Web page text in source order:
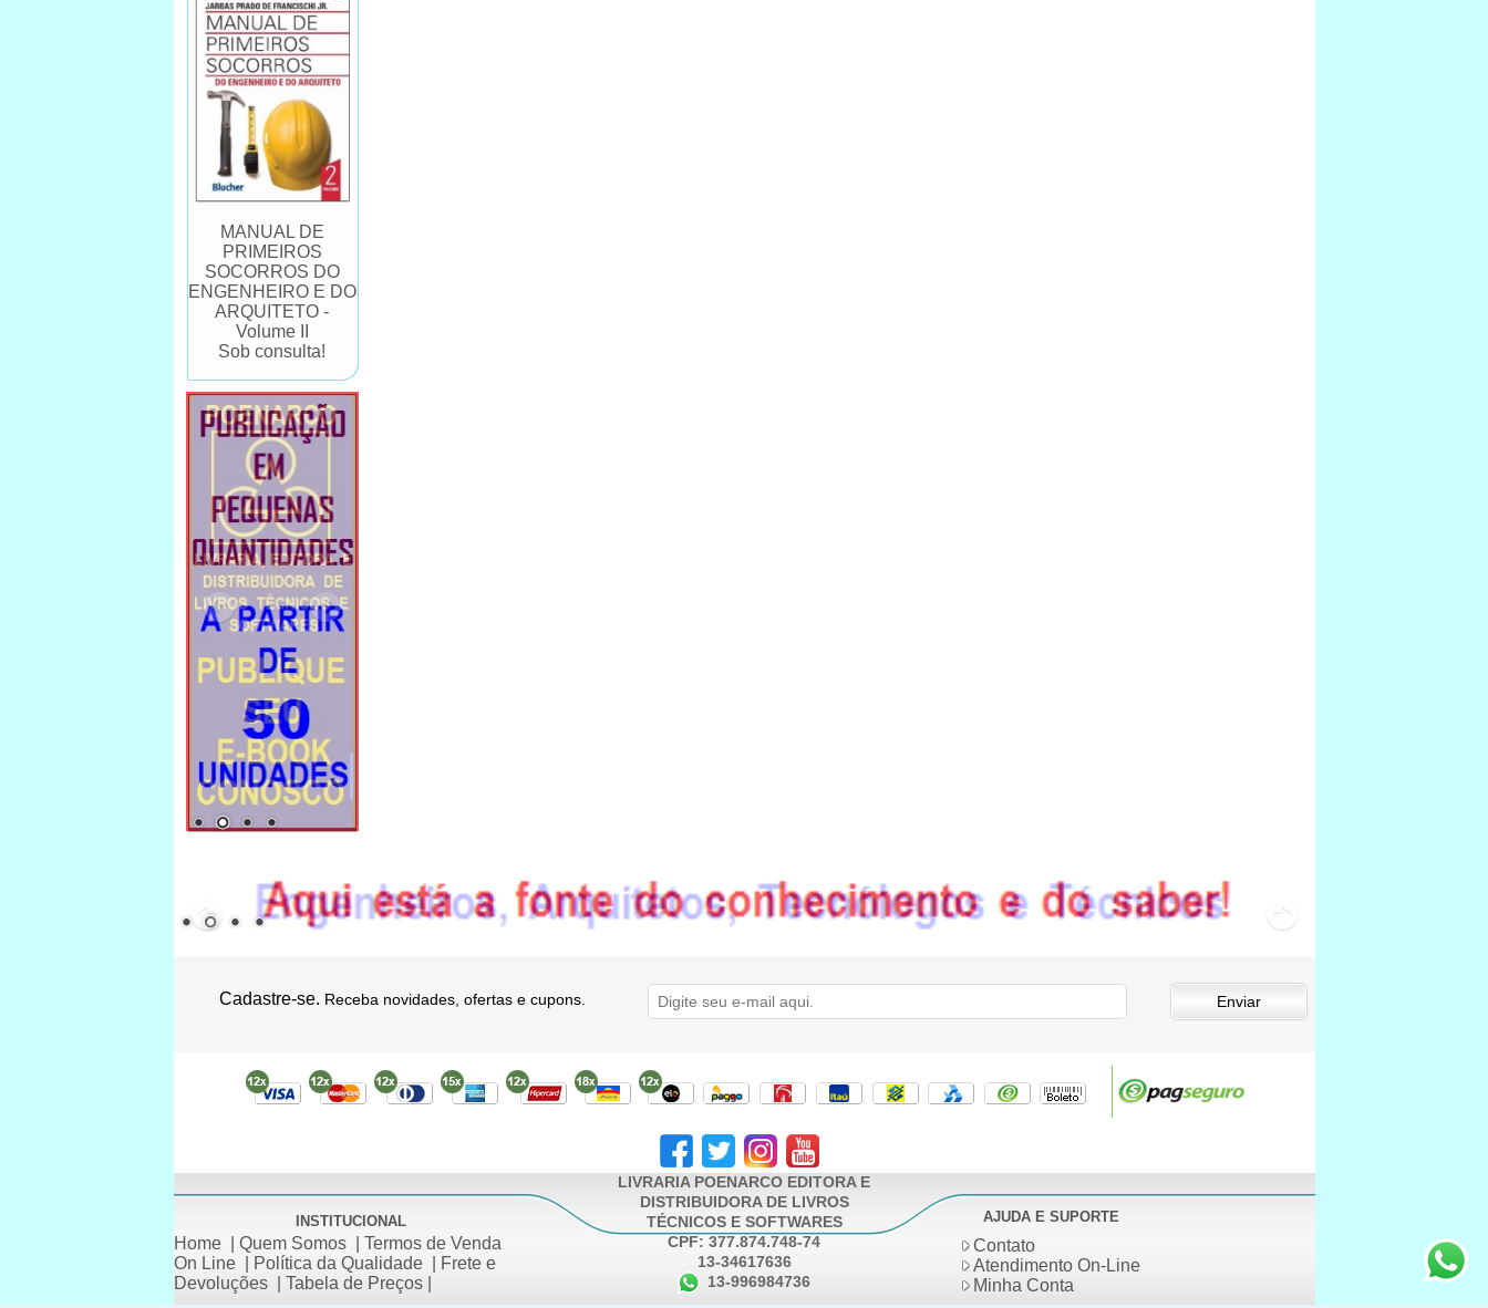
MANUAL DE
PRIMEIROS
SOCORROS DO
ENGENHEIRO E DO
ARQUITETO -
Volume II
Sob consulta!
Cadastre-se. Receba novidades, ofertas e cupons.
INSTITUCIONAL
Home| Quem Somos| Termos de Venda
On Line| Política da Qualidade|
Frete e
Devoluções| Tabela de Preços|
LIVRARIA POENARCO EDITORA E
DISTRIBUIDORA DE LIVROS
TÉCNICOS E SOFTWARES
CPF: 377.874.748-74
13-34617636
13-996984736
AJUDA E SUPORTE
Contato
Atendimento On-Line
Minha Conta